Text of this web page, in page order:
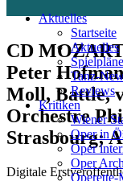
Aktuelles
Startseite
Aktuelles
Spielpläne
Tanz-
Reviews
Kritiken
Wiener
Oper in
Oper
Oper
Operette-
CD
Peter
Moll, Battle,
Orchestre
Strasbourg;
Digitale